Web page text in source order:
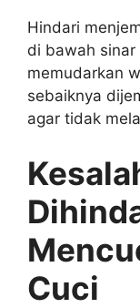
Hindari
di bawah
memudarkan
sebaiknya
agar tidak
Cuci